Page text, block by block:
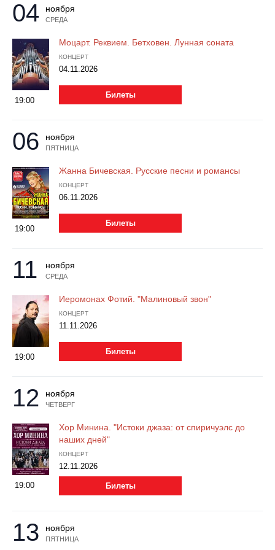
Металл
04 СРЕДА
ноября
19:00
Моцарт. Реквием. Бетховен. Лунная соната
КОНЦЕРТ
04.11.2026
Билеты
06 ПЯТНИЦА
ноября
19:00
Жанна Бичевская. Русские песни и романсы
КОНЦЕРТ
06.11.2026
Билеты
11 СРЕДА
ноября
19:00
Иеромонах Фотий. "Малиновый звон"
КОНЦЕРТ
11.11.2026
Билеты
12 ЧЕТВЕРГ
ноября
19:00
Хор Минина. "Истоки джаза: от спиричуэлс до
наших дней"
КОНЦЕРТ
12.11.2026
Билеты
13 ПЯТНИЦА
ноября